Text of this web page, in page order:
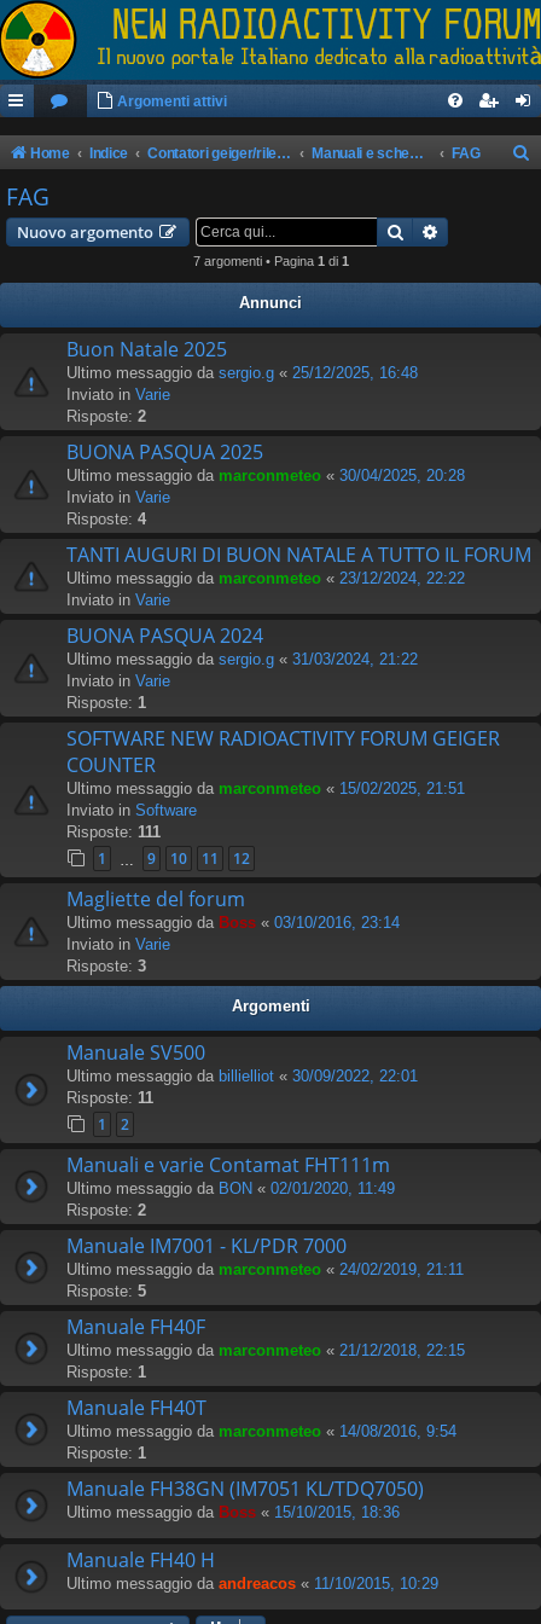
Argomenti attivi
Home Indice Contatori geiger/rilevatori di radioattività Manuali e schemi apparati FAG
FAG
Nuovo argomento Cerca
7 argomenti • Pagina 1 di 1
Annunci
Buon Natale 2025
Ultimo messaggio da sergio.g « 25/12/2025, 16:48
Inviato in Varie
Risposte: 2
BUONA PASQUA 2025
Ultimo messaggio da marconmeteo « 30/04/2025, 20:28
Inviato in Varie
Risposte: 4
TANTI AUGURI DI BUON NATALE A TUTTO IL FORUM
Ultimo messaggio da marconmeteo « 23/12/2024, 22:22
Inviato in Varie
BUONA PASQUA 2024
Ultimo messaggio da sergio.g « 31/03/2024, 21:22
Inviato in Varie
Risposte: 1
SOFTWARE NEW RADIOACTIVITY FORUM GEIGER
COUNTER
Ultimo messaggio da marconmeteo « 15/02/2025, 21:51
Inviato in Software
Risposte: 111
1 9 10 11 12
Magliette del forum
Ultimo messaggio da Boss « 03/10/2016, 23:14
Inviato in Varie
Risposte: 3
Argomenti
Manuale SV500
Ultimo messaggio da billielliot « 30/09/2022, 22:01
Risposte: 11
1 2
Manuali e varie Contamat FHT111m
Ultimo messaggio da BON « 02/01/2020, 11:49
Risposte: 2
Manuale IM7001 - KL/PDR 7000
Ultimo messaggio da marconmeteo « 24/02/2019, 21:11
Risposte: 5
Manuale FH40F
Ultimo messaggio da marconmeteo « 21/12/2018, 22:15
Risposte: 1
Manuale FH40T
Ultimo messaggio da marconmeteo « 14/08/2016, 9:54
Risposte: 1
Manuale FH38GN (IM7051 KL/TDQ7050)
Ultimo messaggio da Boss « 15/10/2015, 18:36
Manuale FH40 H
Ultimo messaggio da andreacos « 11/10/2015, 10:29